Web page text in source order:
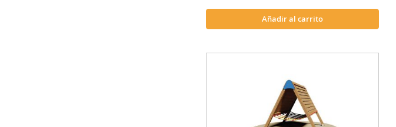
Añadir al carrito